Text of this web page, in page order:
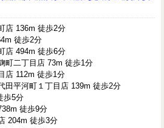
店 136m 徒歩2分
徒歩2分
店 494m 徒歩6分
町二丁目店 73m 徒歩1分
店 112m 徒歩1分
田平河町１丁目店 139m 徒歩2分
歩5分
徒歩9分
204m 徒歩3分